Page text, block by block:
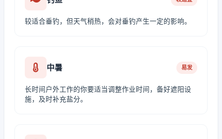
较适合垂钓，但天气稍热，会对垂钓产生一定的影响。
中暑 易发
长时间户外工作的你要适当调整作业时间，备好遮阳设
施，及时补充盐分。